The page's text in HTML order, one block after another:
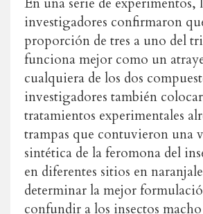
investigadores confirmaron
proporción de tres a uno del
funciona mejor como un
cualquiera de los dos
investigadores también
tratamientos experimentales
trampas que contuvieron una
sintética de la feromona del
en diferentes sitios en
determinar la mejor
confundir a los insectos